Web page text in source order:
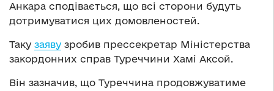
Анкара сподівається, що всі сторони будуть
дотримуватися цих домовленостей.
Таку заяву зробив прессекретар Міністерства
закордонних справ Туреччини Хамі Аксой.
Він зазначив, що Туреччина продовжуватиме